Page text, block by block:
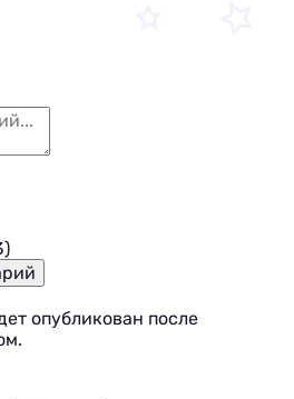
опубликован после